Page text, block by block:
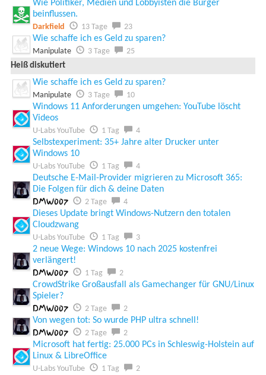
Wie Politiker, Medien und Lobbyisten die Bürger
beinflussen.
Darkfield 13 Tage 23
Wie schaffe ich es Geld zu sparen?
Manipulate 3 Tage
25
Heiß diskutiert
Wie schaffe ich es Geld zu sparen?
Manipulate 3 Tage 10
Windows 11 Anforderungen umgehen: YouTube löscht
Videos
U-Labs YouTube 1 Tag 4
Selbstexperiment: 35+ Jahre alter Drucker unter
Windows 10
U-Labs YouTube 1 Tag 4
Deutsche E-Mail-Provider migrieren zu Microsoft 365:
Die Folgen für dich & deine Daten
DMW007 2 Tage 4
Dieses Update bringt Windows-Nutzern den totalen
Cloudzwang
U-Labs YouTube 1 Tag 3
2 neue Wege: Windows 10 nach 2025 kostenfrei
verlängert!
DMW007 1 Tag 2
CrowdStrike Großausfall als Gamechanger für GNU/Linux
Spieler?
DMW007 2 Tage 2
Von wegen tot: So wurde PHP ultra schnell!
DMW007 2 Tage 2
Microsoft hat fertig: 25.000 PCs in Schleswig-Holstein auf
Linux & LibreOffice
U-Labs YouTube 1 Tag 2